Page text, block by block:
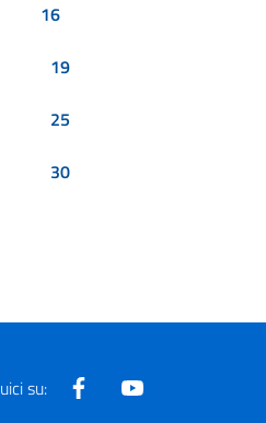
16
19
25
30
su: Facebook